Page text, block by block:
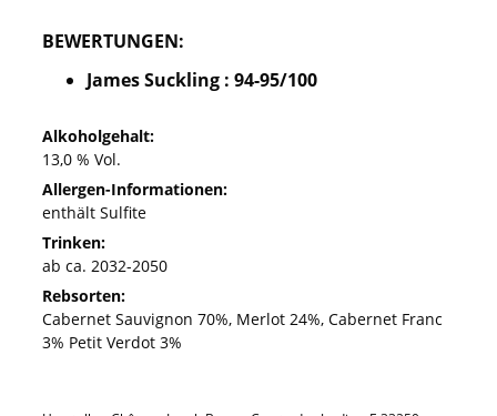
BEWERTUNGEN:
James Suckling : 94-95/100
Alkoholgehalt:
13,0 % Vol.
Allergen-Informationen:
enthält Sulfite
Trinken:
ab ca. 2032-2050
Rebsorten:
Cabernet Sauvignon 70%, Merlot 24%, Cabernet Franc
3% Petit Verdot 3%